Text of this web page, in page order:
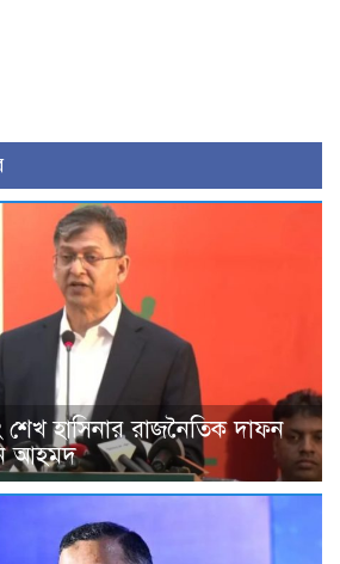
হাসিনার রাজনৈতিক দাফন
আহমদ